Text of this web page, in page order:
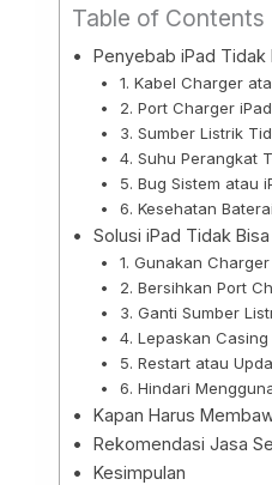
Table of Contents
Penyebab iPad Tidak
1. Kabel Charger
2. Port Charger
3. Sumber Listrik
4. Suhu Perangkat
5. Bug Sistem atau
6. Kesehatan
Solusi iPad Tidak
1. Gunakan
2. Bersihkan Port
3. Ganti Sumber
4. Lepaskan
5. Restart atau
6. Hindari
Kapan Harus
Rekomendasi Jasa
Kesimpulan